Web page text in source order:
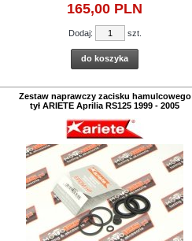
165,00 PLN
Dodaj: szt.
do koszyka
Zestaw naprawczy zacisku hamulcowego
tył ARIETE Aprilia RS125 1999 - 2005